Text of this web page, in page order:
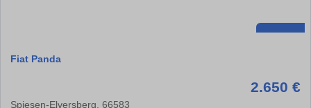
Fiat Panda
2.650 €
Spiesen-Elversberg, 66583